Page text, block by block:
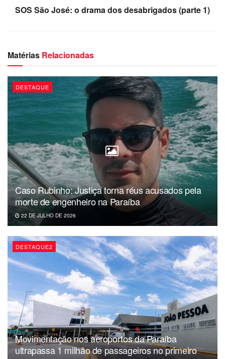
3. O governador João Azevêdo (PSB) sancionou um
projeto de lei de autoria do deputado estadual Júnior
Araújo (Avante) que proíbe a oferta de “embutidos” na
composição da merenda de escolas e creches da rede
pública estadual devido o risco à saúde da criança, a
exemplo da salsicha. A informação está publicada no
Diário Oficial do Estado desta quarta.
SOS São José: o drama dos desabrigados (parte 1)
Matérias Relacionadas
DESTAQUE
Caso Rubinho: Justiça torna réus acusados pela
morte de engenheiro na Paraíba
22 DE JULHO DE 2026
DESTAQUE2
Movimentação nos aeroportos da Paraíba
ultrapassa 1 milhão de passageiros no primeiro